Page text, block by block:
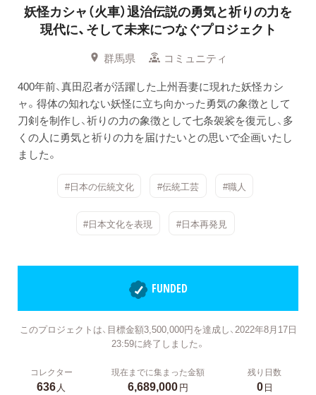
妖怪カシャ（火車）退治伝説の勇気と祈りの力を
現代に、そして未来につなぐプロジェクト
群馬県
コミュニティ
400年前、真田忍者が活躍した上州吾妻に現れた妖怪カシ
ャ。得体の知れない妖怪に立ち向かった勇気の象徴として
刀剣を制作し、祈りの力の象徴として七条袈裟を復元し、多
くの人に勇気と祈りの力を届けたいとの思いで企画いたし
ました。
#日本の伝統文化 #伝統工芸 #職人
#日本文化を表現 #日本再発見
FUNDED
このプロジェクトは、目標金額3,500,000円を達成し、2022年8月17日
23:59に終了しました。
コレクター
636人
現在までに集まった金額
6,689,000円
残り日数
0日